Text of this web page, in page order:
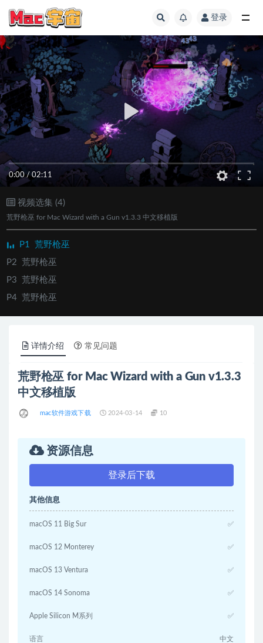
登录
0:00/02:11
视频选集 (4)
荒野枪巫 for Mac Wizard with a Gun v1.3.3 中文移植版
P1
荒野枪巫
P2
荒野枪巫
P3
荒野枪巫
P4 荒野枪巫
详情介绍 常见问题
荒野枪巫 for Mac Wizard with a Gun v1.3.3
中文移植版
mac软件游戏下载 2024-03-14 10
资源信息
登录后下载
其他信息
macOS 11 Big Sur ✅
macOS 12 Monterey ✅
macOS 13 Ventura ✅
macOS 14 Sonoma ✅
Apple Silicon M系列 ✅
语言 中文